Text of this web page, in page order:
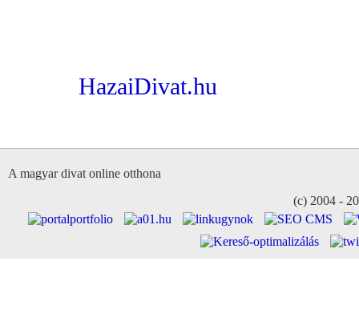
HazaiDivat.hu
A magyar divat online otthona
(c) 2004 -